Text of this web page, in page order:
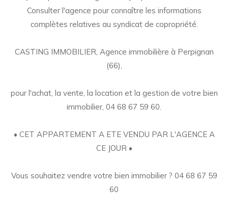
Consulter l'agence pour connaître les informations
complètes relatives au syndicat de copropriété.
CASTING IMMOBILIER, Agence immobilière à Perpignan
(66),
pour l'achat, la vente, la location et la gestion de votre bien
immobilier, 04 68 67 59 60.
• CET APPARTEMENT A ETE VENDU PAR L'AGENCE A
CE JOUR •
Vous souhaitez vendre votre bien immobilier ? 04 68 67 59
60